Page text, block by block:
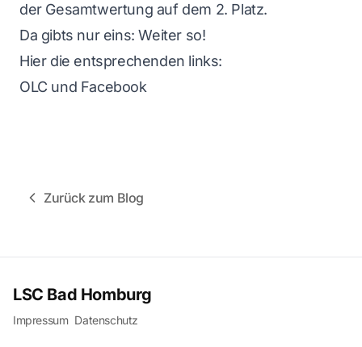
der Gesamtwertung auf dem 2. Platz.
Da gibts nur eins: Weiter so!
Hier die entsprechenden links:
OLC und Facebook
Zurück zum Blog
LSC Bad Homburg
Impressum Datenschutz